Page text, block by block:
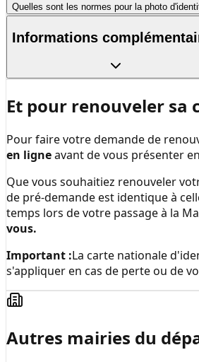
Quelles sont les normes pour la photo
Informations
Et pour renouveler sa
Pour faire votre demande de
en ligneavant de vous présenter
Que vous souhaitiez renouveler
de pré-demande est identique à
temps lors de votre passage à la
vous.
Important :La carte nationale
s'appliquer en cas de perte ou de
Autres mairies du